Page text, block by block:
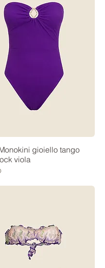
gioiello tango
viola